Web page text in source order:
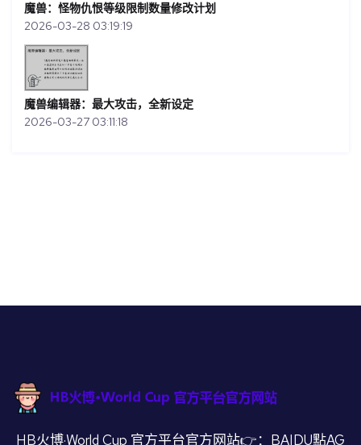
魔兽：怪物仇恨等级限制数量修改计划
2026-03-28 03:19:19
魔兽编辑器：最大攻击，全新设定
2026-03-27 03:11:18
HB火博·World Cup 官方平台官方网站👉：BAIDU點AG